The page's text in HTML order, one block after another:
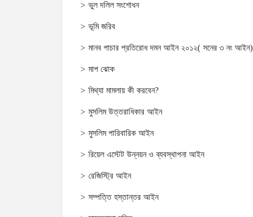
ভুল দলিল সংশোধন
ভূমি জরিব
মানব পাচার প্রতিরোধ দমন আইন ২০১২( সনের ৩ নং আইন)
মাপ ঝোক
মিথ্যা মামলায় কী করবেন?
মুসলিম উত্তরাধিকার আইন
মুসলিম পারিবারিক আইন
রিয়েল এস্টেট উন্নয়ন ও ব্যবস্থাপনা আইন
রেজিস্ট্রি আইন
সম্পত্তি হস্তান্তর আইন